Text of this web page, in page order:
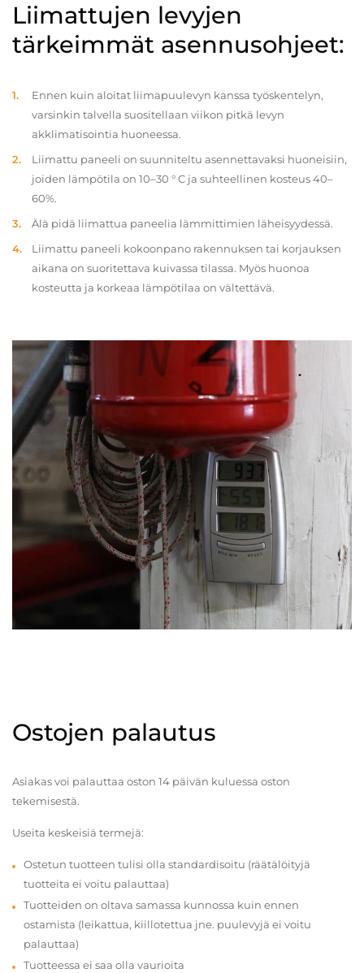
Liimattujen levyjen
tärkeimmät asennusohjeet:
Ennen kuin aloitat liimapuulevyn kanssa työskentelyn,
varsinkin talvella suositellaan viikon pitkä levyn
akklimatisointia huoneessa.
Liimattu paneeli on suunniteltu asennettavaksi huoneisiin,
joiden lämpötila on 10–30 ° C ja suhteellinen kosteus 40–
60%.
Älä pidä liimattua paneelia lämmittimien läheisyydessä.
Liimattu paneeli kokoonpano rakennuksen tai korjauksen
aikana on suoritettava kuivassa tilassa. Myös huonoa
kosteutta ja korkeaa lämpötilaa on vältettävä.
Ostojen palautus
Asiakas voi palauttaa oston 14 päivän kuluessa oston
tekemisestä.
Useita keskeisiä termejä:
Ostetun tuotteen tulisi olla standardisoitu (räätälöityjä
tuotteita ei voitu palauttaa)
Tuotteiden on oltava samassa kunnossa kuin ennen
ostamista (leikattua, kiillotettua jne. puulevyjä ei voitu
palauttaa)
Tuotteessa ei saa olla vaurioita